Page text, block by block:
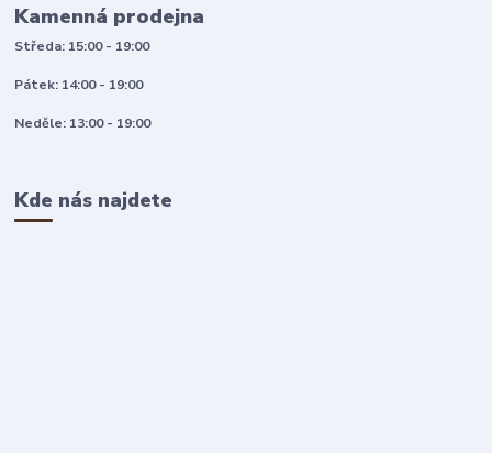
Kamenná prodejna
Středa: 15:00 - 19:00
Pátek: 14:00 - 19:00
Neděle: 13:00 - 19:00
Kde nás najdete